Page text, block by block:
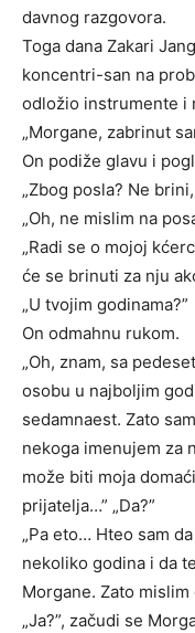
davnog razgovora.
Toga dana Zakari
koncentri-san na
odložio instrumente i
„Morgane, zabrinut
On podiže glavu i
„Zbog posla? Ne
„Oh, ne mislim na
„Radi se o mojoj
će se brinuti za nju
„U tvojim godinama?”
On odmahnu rukom.
„Oh, znam, sa
osobu u najboljim
sedamnaest. Zato
nekoga imenujem za
može biti moja
prijatelja…” „Da?”
„Pa eto… Hteo sam
nekoliko godina i da
Morgane. Zato
„Ja?”, začudi se